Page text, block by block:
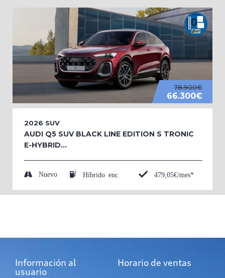
78.900€
66.300€
2026 SUV
AUDI Q5 SUV BLACK LINE EDITION S TRONIC
E-HYBRID...
Nuevo 479,05€/mes*
Información al
usuario
Horario de ventas